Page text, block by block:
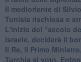
Il medioriente di Silvio
Tunisia rischiosa e
L'inizio del “secolo
Israele, deciderà il
Il Re, il Primo
Turchia al voto,